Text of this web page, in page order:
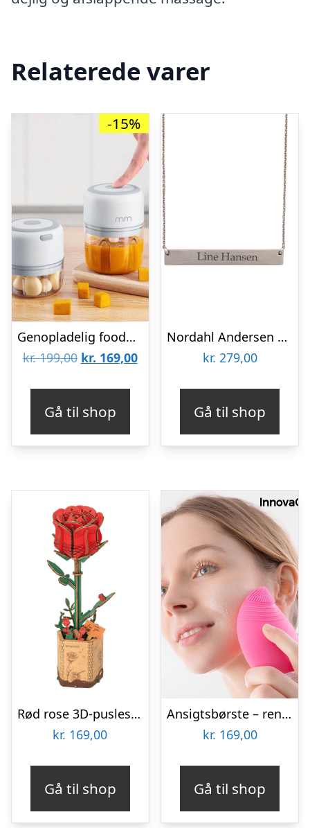
Relaterede varer
-15%
Genopladelig foodprocessor
kr.199,00 Den
kr. 199,00.
kr. 169,00Den
kr. 169,00.
Gå til shop
Nordahl Andersen Plade halskæde
kr. 279,00
Gå til shop
Rød rose 3D-puslespil fra Rowoodâ¢ (TW042)
kr. 169,00
Gå til shop
Ansigtsbørste – rensende børste med massage
kr. 169,00
Gå til shop